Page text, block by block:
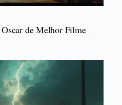
de Melhor Filme